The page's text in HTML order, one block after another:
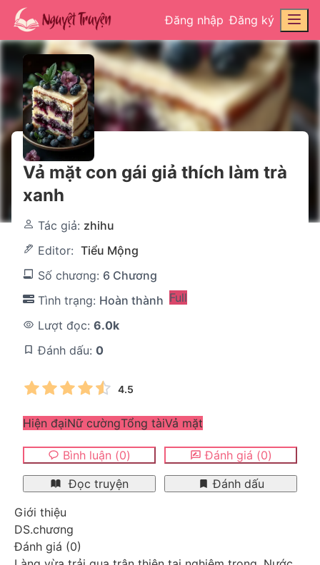
Đăng nhập Đăng ký
Vả mặt con gái giả thích làm trà
xanh
Tác giả: zhihu
Editor: Tiểu Mộng
Số chương: 6 Chương
Tình trạng: Hoàn thành Full
Lượt đọc: 6.0k
Đánh dấu: 0
4.5
Hiện đạiNữ cườngTổng tàiVả mặt
Bình luận (0) Đánh giá (0)
Đọc truyện
Đánh dấu
Giới thiệu
DS.chương
Đánh giá (0)